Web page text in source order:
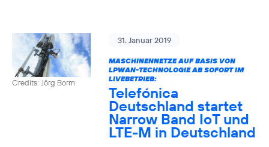
Credits: Jörg Borm
31. Januar 2019
MASCHINENNETZE AUF BASIS VON
LPWAN-TECHNOLOGIE AB SOFORT IM
LIVEBETRIEB:
Telefónica
Deutschland startet
Narrow Band IoT und
LTE-M in Deutschland